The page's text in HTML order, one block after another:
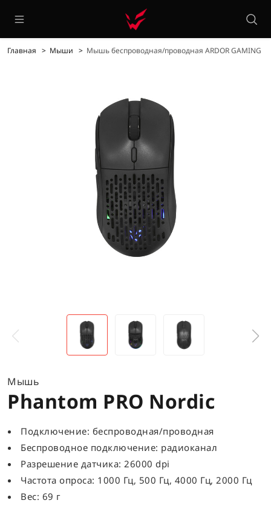
Главная Мыши Мышь беспроводная/проводная ARDOR GAMING
Мышь
Phantom PRO Nordic
Подключение: беспроводная/проводная
Беспроводное подключение: радиоканал
Разрешение датчика: 26000 dpi
Частота опроса: 1000 Гц, 500 Гц, 4000 Гц, 2000 Гц
Вес: 69 г